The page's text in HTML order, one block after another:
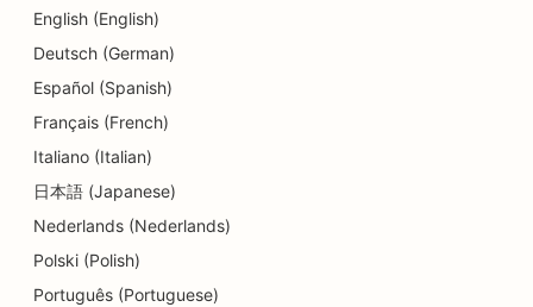
SEO dienas aprūpes centriem
SEO kosmētikas ķirurgiem
SEO detalizētiem veikaliem
SEO ēdinātājiem
English (English)
Deutsch (German)
Español (Spanish)
Français (French)
Italiano (Italian)
日本語 (Japanese)
Nederlands (Nederlands)
Polski (Polish)
Português (Portuguese)